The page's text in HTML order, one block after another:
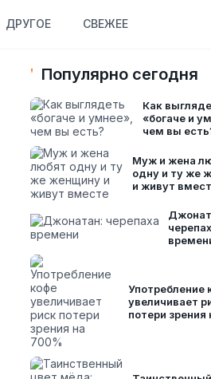
ДРУГОЕ СВЕЖЕЕ
Популярно сегодня
Как
«богаче и
чем вы
Муж и жена
одну и ту же
и живут
Употребление
увеличивает
потери зрения